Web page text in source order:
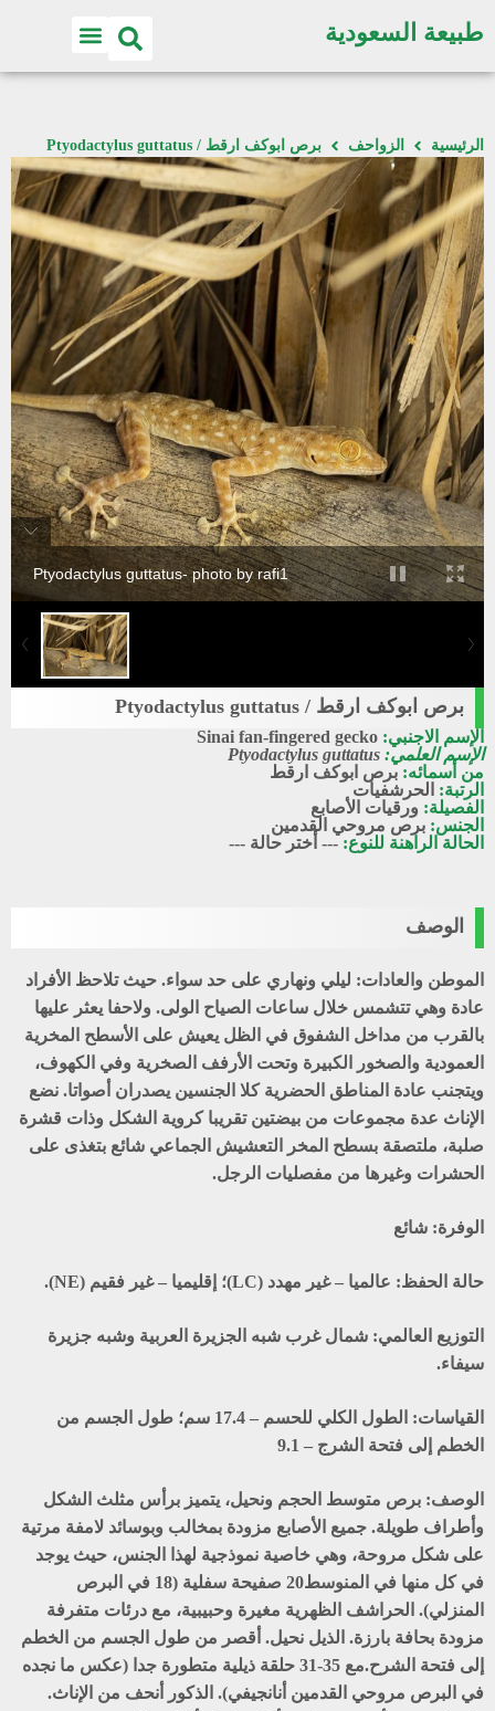
طبيعة السعودية
الرئيسية الزواحف برص ابوكف ارقط / Ptyodactylus guttatus
Ptyodactylus guttatus- photo by rafi1
برص ابوكف ارقط / Ptyodactylus guttatus
الإسم الاجنبي: Sinai fan-fingered gecko
الإسم العلمي: Ptyodactylus guttatus
من أسمائه: برص ابوكف ارقط
الرتبة: الحرشفيات
الفصيلة: ورقيات الأصابع
الجنس: برص مروحي القدمين
الحالة الراهنة للنوع: --- أختر حالة ---
الوصف
الموطن والعادات: ليلي ونهاري على حد سواء. حيث تلاحظ الأفراد
عادة وهي تتشمس خلال ساعات الصياح الولى. ولاحفا يعثر عليها
بالقرب من مداخل الشفوق في الظل يعيش على الأسطح المخرية
العمودية والصخور الكبيرة وتحت الأرفف الصخرية وفي الكهوف،
ويتجنب عادة المناطق الحضرية كلا الجنسين يصدران أصواتا. نضع
الإناث عدة مجموعات من بيضتين تقريبا كروية الشكل وذات قشرة
صلبة، ملتصقة بسطح المخر التعشيش الجماعي شائع بتغذى على
الحشرات وغيرها من مفصليات الرجل.
الوفرة: شائع
حالة الحفظ: عالميا – غير مهدد (LC)؛ إقليميا – غير فقيم (NE).
التوزيع العالمي: شمال غرب شبه الجزيرة العربية وشبه جزيرة
سيفاء.
القياسات:
الطول الكلي للحسم – 17.4 سم؛ طول الجسم من
الخطم إلى فتحة الشرج – 9.1
الوصف: برص متوسط الحجم ونحيل، يتميز برأس مثلث الشكل
وأطراف طويلة. جميع الأصابع مزودة بمخالب وبوسائد لامفة مرتية
على شكل مروحة، وهي خاصية نموذجية لهذا الجنس، حيث يوجد
في كل منها في المنوسط20 صفيحة سفلية (18 في البرص
المنزلي). الحراشف الظهرية مغيرة وحبيبية، مع درئات متفرفة
مزودة بحافة بارزة. الذيل نحيل. أقصر من طول الجسم من الخطم
إلى فتحة الشرح.مع 35-31 حلقة ذيلية متطورة جدا (عكس ما نجده
في البرص مروحي القدمين أنانجيفي). الذكور أنحف من الإناث.